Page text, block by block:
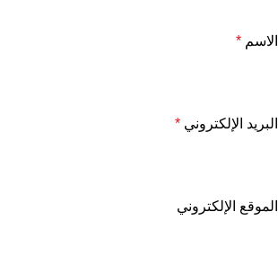
الاسم *
البريد الإلكتروني *
الموقع الإلكتروني